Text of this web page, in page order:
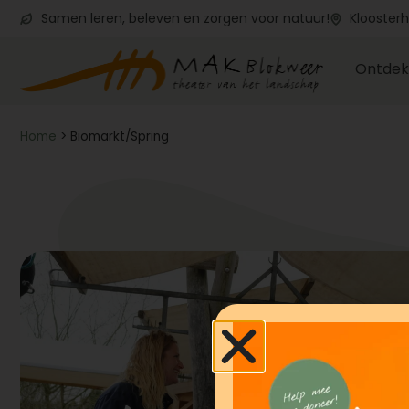
Samen leren, beleven en zorgen voor natuur!
Ontdek
Home > Biomarkt/Spring